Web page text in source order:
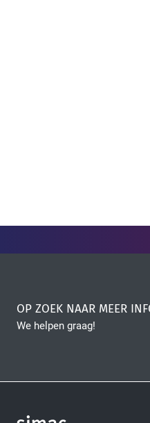
OP ZOEK NAAR MEER
We helpen graag!